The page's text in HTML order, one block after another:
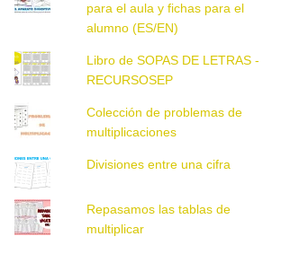
para el aula y fichas para el
alumno (ES/EN)
Libro de SOPAS DE LETRAS -
RECURSOSEP
Colección de problemas de
multiplicaciones
Divisiones entre una cifra
Repasamos las tablas de
multiplicar